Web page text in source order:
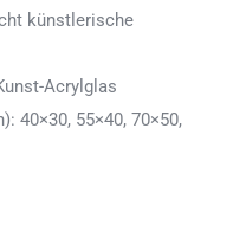
künstlerische
Acrylglas
40×30, 55×40, 70×50,